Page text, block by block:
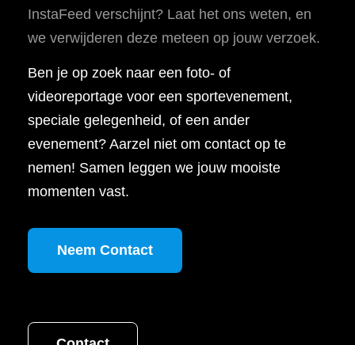
InstaFeed verschijnt? Laat het ons weten, en
we verwijderen deze meteen op jouw verzoek.
Ben je op zoek naar een foto- of
videoreportage voor een sportevenement,
speciale gelegenheid, of een ander
evenement? Aarzel niet om contact op te
nemen! Samen leggen we jouw mooiste
momenten vast.
Neem Contact